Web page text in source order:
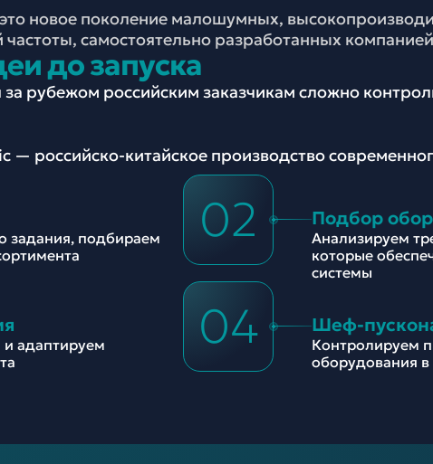
новое поколение малошумных,
самостоятельно разработанных компанией
до запуска
рубежом российским заказчикам сложно
российско-китайское производство
задания, подбираем
02 Подбор
Анализируем
которые
системы
адаптируем
04 Шеф-
Контролируем
оборудования